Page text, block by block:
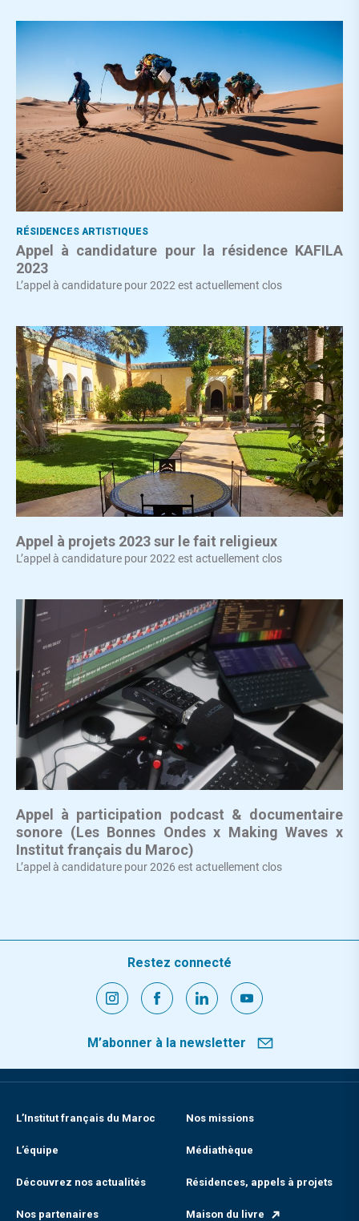
RÉSIDENCES ARTISTIQUES
Appel à candidature pour la résidence KAFILA
2023
L’appel à candidature pour 2022 est actuellement clos
Appel à projets 2023 sur le fait religieux
L’appel à candidature pour 2022 est actuellement clos
Appel à participation podcast & documentaire
sonore (Les Bonnes Ondes x Making Waves x
Institut français du Maroc)
L’appel à candidature pour 2026 est actuellement clos
Restez connecté
M’abonner à la newsletter
L’Institut français du Maroc Nos missions
L’équipe Médiathèque
Découvrez nos actualités Résidences, appels à projets
Nos partenaires Maison du livre